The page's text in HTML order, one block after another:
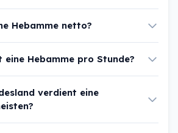
Hebamme netto?
eine Hebamme pro Stunde?
verdient eine